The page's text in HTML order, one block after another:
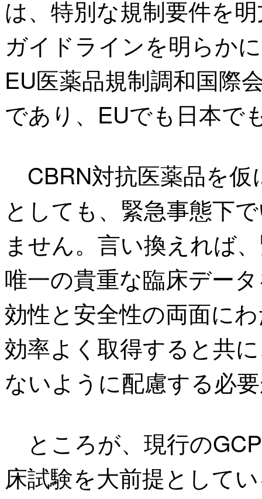
は、特別な規制要件を
ガイドラインを明らか
EU医薬品規制調和国際
であり、EUでも日本で
CBRN対抗医薬品を仮
としても、緊急事態下
ません。言い換えれば
唯一の貴重な臨床デー
効性と安全性の両面に
効率よく取得すると共
ないように配慮する必
ところが、現行の
床試験を大前提として